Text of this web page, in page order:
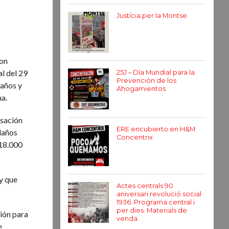
del 29
y
que
para
Justícia per la Montse
25J – Día Mundial para la
Prevención de los
Ahogamientos
ERE encubierto en H&M
Concentrix
Actes centrals 90
aniversari revolució social
1936. Programa central i
per dies. Materials de
venda.